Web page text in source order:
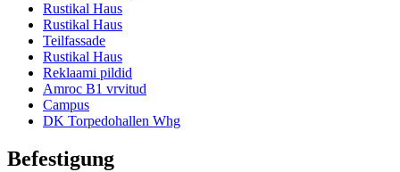
Rustikal Haus
Rustikal Haus
Teilfassade
Rustikal Haus
Reklaami pildid
Amroc B1 vrvitud
Campus
DK Torpedohallen Whg
Befestigung